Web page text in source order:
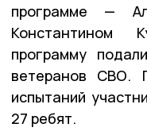
программе —
Константином
программу
ветеранов СВО.
испытаний
27 ребят.